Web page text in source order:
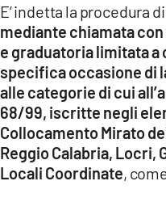
ILVIBONESE.IT
CATANZAROCHANNEL.IT
LACAPITALENEWS.IT
App
ANDROID
E’ indetta la procedura
mediante chiamata
e graduatoria limitata
specifica occasione di
alle categorie di cui
68/99, iscritte negli
Collocamento Mirato
Reggio Calabria, Locri,
Locali Coordinate,